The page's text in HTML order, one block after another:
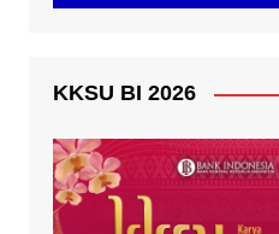
KKSU BI 2026